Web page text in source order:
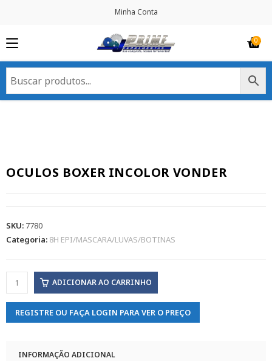
Minha Conta
OCULOS BOXER INCOLOR VONDER
SKU: 7780
Categoria: 8H EPI/MASCARA/LUVAS/BOTINAS
ADICIONAR AO CARRINHO
REGISTRE OU FAÇA LOGIN PARA VER O PREÇO
INFORMAÇÃO ADICIONAL